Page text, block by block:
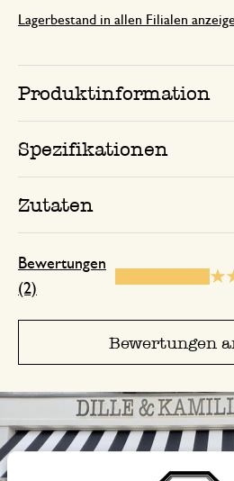
Lagerbestand in allen Filialen
Produktinformation
Spezifikationen
Zutaten
Bewertungen
(2)
Bewertungen